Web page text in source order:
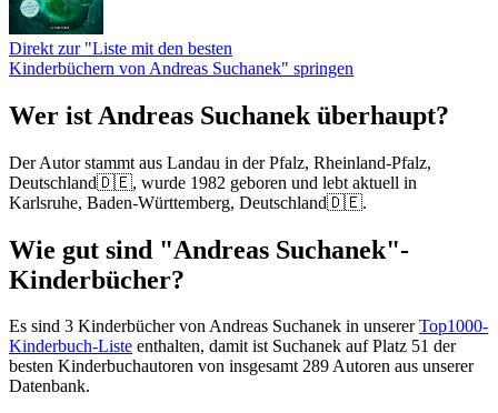
Direkt zur "Liste mit den besten
Kinderbüchern von Andreas Suchanek" springen
Wer ist Andreas Suchanek überhaupt?
Der Autor stammt aus Landau in der Pfalz, Rheinland-Pfalz,
Deutschland🇩🇪, wurde 1982 geboren und lebt aktuell in
Karlsruhe, Baden-Württemberg, Deutschland🇩🇪.
Wie gut sind "Andreas Suchanek"-
Kinderbücher?
Es sind 3 Kinderbücher von Andreas Suchanek in unsererTop1000-
Kinderbuch-Liste enthalten, damit ist Suchanek auf Platz 51 der
besten Kinderbuchautoren von insgesamt 289 Autoren aus unserer
Datenbank.